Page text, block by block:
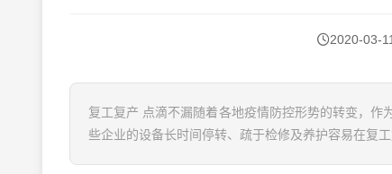
2020-03-11
复工复产 点滴不漏随着各地疫情防控形势的转变，作
些企业的设备长时间停转、疏于检修及养护容易在复